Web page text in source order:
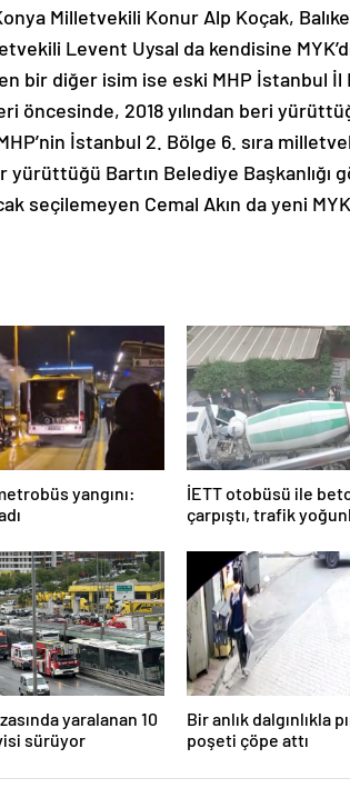
Milletvekili Konur Alp Koçak,
Levent Uysal da kendisine
bir diğer isim ise eski MHP İstanbul İl
öncesinde, 2018 yılından beri
İstanbul 2. Bölge 6. sıra
yürüttüğü Bartın Belediye Başkanlığı
seçilemeyen Cemal Akın da yeni
yangını:
İETT otobüsü ile
çarpıştı, trafik
yaralanan 10
sürüyor
Bir anlık dalgınlıkla
poşeti çöpe attı